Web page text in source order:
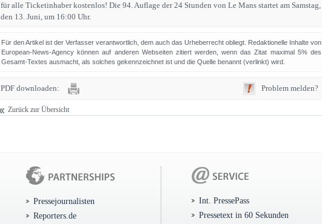
für alle Ticketinhaber kostenlos! Die 94. Auflage der 24 Stunden von Le Mans startet am Samstag,
den 13. Juni, um 16:00 Uhr.
Für den Artikel ist der Verfasser verantwortlich, dem auch das Urheberrecht obliegt. Redaktionelle Inhalte von
European-News-Agency können auf anderen Webseiten zitiert werden, wenn das Zitat maximal 5% des
Gesamt-Textes ausmacht, als solches gekennzeichnet ist und die Quelle benannt (verlinkt) wird.
PDF downloaden: Problem melden?
Zurück zur Übersicht
Pressejournalisten
Reporters.de
Int. PressePass
Pressetext in 60 Sekunden